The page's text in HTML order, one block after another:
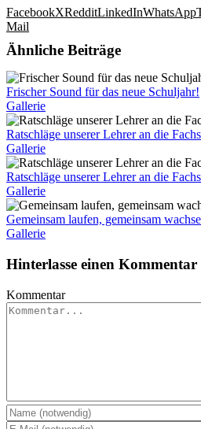
FacebookXRedditLinkedInWhatsApp
Mail
Ähnliche Beiträge
Frischer Sound für das neue Schuljahr!
Gallerie
Ratschläge unserer Lehrer an die
Gallerie
Ratschläge unserer Lehrer an die
Gallerie
Gemeinsam laufen, gemeinsam
Gallerie
Hinterlasse einen Kommentar
Kommentar